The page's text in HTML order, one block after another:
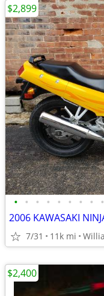
• • • • • • • • •
2006 KAWASAKI
7/31 11k mi
$2,899
$2,400